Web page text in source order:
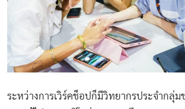
ระหว่างการเวิร์คช็อปก็มีวิทยากรประจำกลุ่ม